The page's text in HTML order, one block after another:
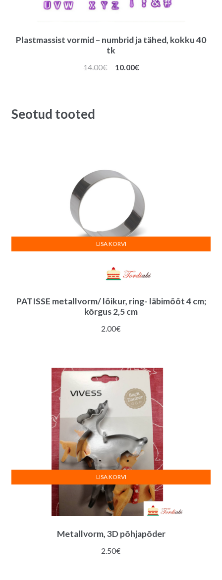
Plastmassist vormid – numbrid ja tähed, kokku 40
tk
14.00€
Algne
10.00€Praegune
Seotud tooted
PATISSE metallvorm/ lõikur, ring- läbimõõt 4 cm;
kõrgus 2,5 cm
2.00€
LISA KORVI
Metallvorm, 3D põhjapõder
2.50€
LISA KORVI